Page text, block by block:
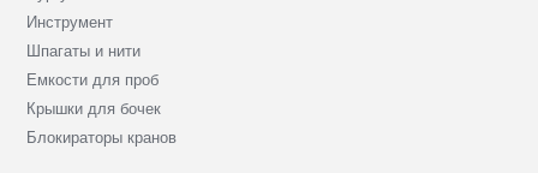
Инструмент
Шпагаты и нити
Емкости для проб
Крышки для бочек
Блокираторы кранов